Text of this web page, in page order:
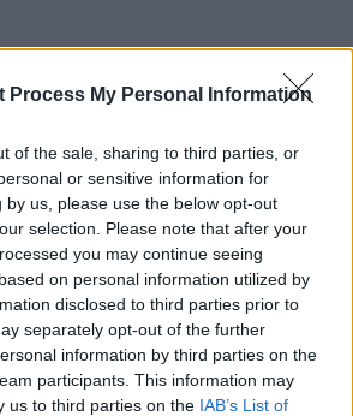
Process My Personal Information
of the sale, sharing to third parties, or
or sensitive information for
by us, please use the below opt-out
selection. Please note that after your
you may continue seeing
on personal information utilized by
disclosed to third parties prior to
separately opt-out of the further
information by third parties on the
participants. This information may
us to third parties on the IAB’s List of